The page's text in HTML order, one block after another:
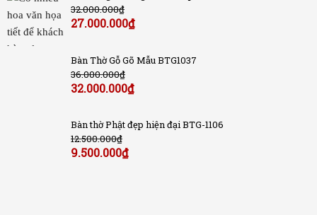
32.000.000₫
27.000.000₫
Bàn Thờ Gỗ Gõ Mẫu BTG1037
36.000.000₫
32.000.000₫
Bàn thờ Phật đẹp hiện đại BTG-1106
12.500.000₫
9.500.000₫